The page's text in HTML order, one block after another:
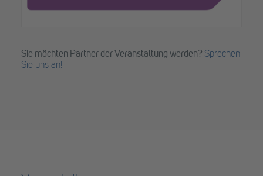
Sie möchten Partner der Veranstaltung werden? Sprechen
Sie uns an!